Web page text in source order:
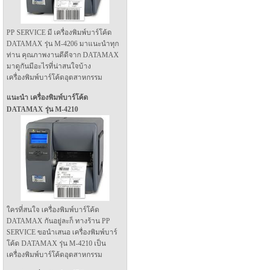
PP SERVICE มี เครื่องพิมพ์บาร์โค้ด
DATAMAX รุ่น M-4206 มาแนะนำทุก
ท่าน คุณภาพงานดีดีจาก DATAMAX
มาดูกันมีอะไรที่น่าสนใจบ้าง
เครื่องพิมพ์บาร์โค้ดอุตสาหกรรม
แนะนำ เครื่องพิมพ์บาร์โค้ด
DATAMAX รุ่น M-4210
ใครที่สนใจ เครื่องพิมพ์บาร์โค้ด
DATAMAX กันอยู่ละก็ ทางร้าน PP
SERVICE ขอนำเสนอ เครื่องพิมพ์บาร์
โค้ด DATAMAX รุ่น M-4210 เป็น
เครื่องพิมพ์บาร์โค้ดอุตสาหกรรม